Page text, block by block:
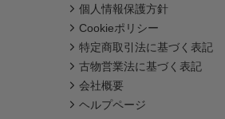
個人情報保護方針
Cookieポリシー
特定商取引法に基づく表記
古物営業法に基づく表記
会社概要
ヘルプページ